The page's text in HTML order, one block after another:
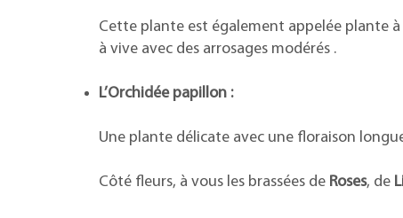
Cette plante est également appelée plante
à vive avec des arrosages modérés .
L’Orchidée papillon :
Une plante délicate avec une floraison
Côté fleurs, à vous les brassées de Roses, de